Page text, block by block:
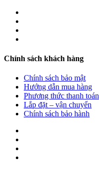
Chính sách khách hàng
Chính sách bảo mật
Hướng dẫn mua hàng
Phương thức thanh toán
Lắp đặt – vận chuyển
Chính sách bảo hành